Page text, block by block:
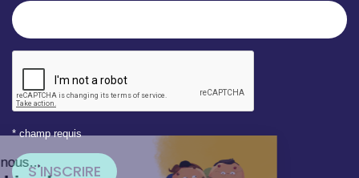
* champ requis